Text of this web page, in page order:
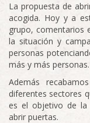
La propuesta de
acogida. Hoy y a
grupo, comentarios
la situación y
personas
más y más personas.
Además
diferentes sectores
es el objetivo de la
abrir puertas.